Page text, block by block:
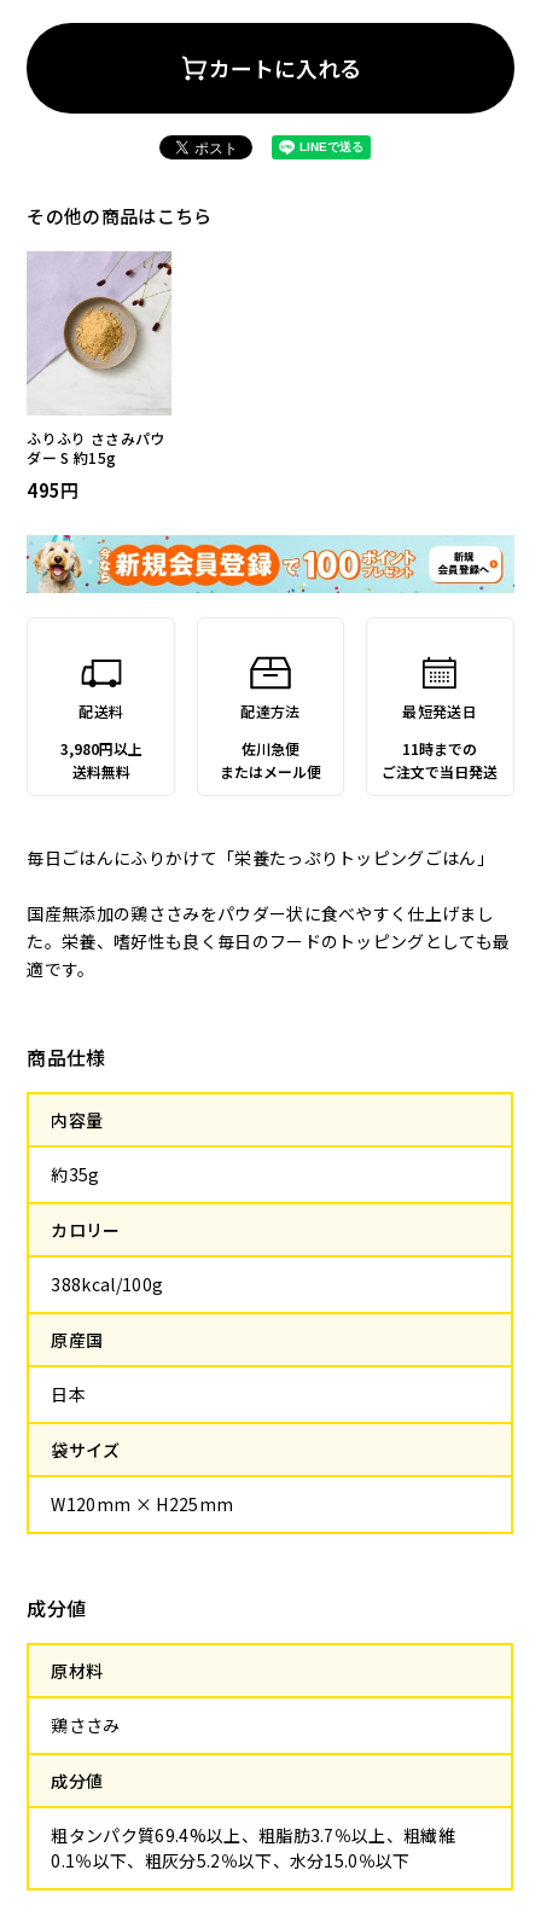
アウトレット 補助食品
カートに入れる
その他の商品はこちら
ふりふり ささみパウ
ダー S 約15g
495
配送料
3,980円以上
送料無料
配達方法
佐川急便
またはメール便
最短発送日
11時までの
ご注文で当日発送
毎日ごはんにふりかけて「栄養たっぷりトッピングごはん」
国産無添加の鶏ささみをパウダー状に食べやすく仕上げまし
た。栄養、嗜好性も良く毎日のフードのトッピングとしても最
適です。
商品仕様
内容量
約35g
カロリー
388kcal/100g
原産国
日本
袋サイズ
W120mm × H225mm
成分値
原材料
鶏ささみ
成分値
粗タンパク質69.4%以上、粗脂肪3.7％以上、粗繊維
0.1％以下、粗灰分5.2％以下、水分15.0％以下